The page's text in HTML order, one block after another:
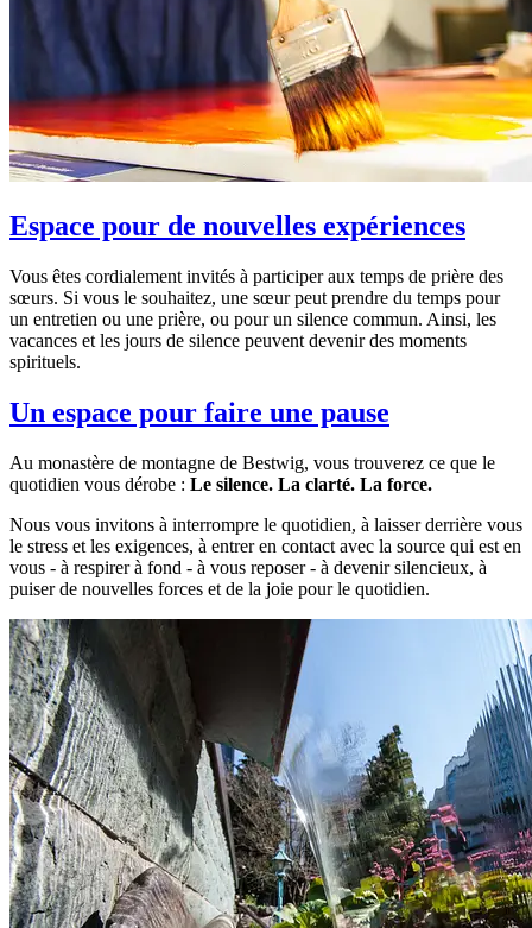
Espace pour de nouvelles expériences
Vous êtes cordialement invités à participer aux temps de prière des
sœurs. Si vous le souhaitez, une sœur peut prendre du temps pour
un entretien ou une prière, ou pour un silence commun. Ainsi, les
vacances et les jours de silence peuvent devenir des moments
spirituels.
Un espace pour faire une pause
Au monastère de montagne de Bestwig, vous trouverez ce que le
quotidien vous dérobe : Le silence. La clarté. La force.
Nous vous invitons à interrompre le quotidien, à laisser derrière vous
le stress et les exigences, à entrer en contact avec la source qui est en
vous - à respirer à fond - à vous reposer - à devenir silencieux, à
puiser de nouvelles forces et de la joie pour le quotidien.